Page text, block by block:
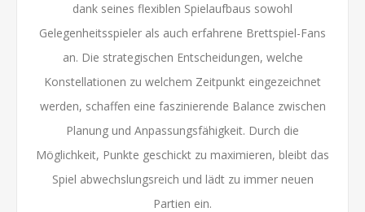
dank seines flexiblen Spielaufbaus sowohl
Gelegenheitsspieler als auch erfahrene Brettspiel-Fans
an. Die strategischen Entscheidungen, welche
Konstellationen zu welchem Zeitpunkt eingezeichnet
werden, schaffen eine faszinierende Balance zwischen
Planung und Anpassungsfähigkeit. Durch die
Möglichkeit, Punkte geschickt zu maximieren, bleibt das
Spiel abwechslungsreich und lädt zu immer neuen
Partien ein.